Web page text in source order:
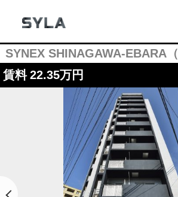
SYNEX SHINAGAWA-EBARA（
賃料 22.35万円